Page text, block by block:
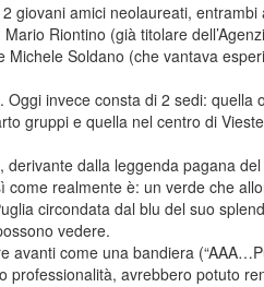
giovani amici neolaureati,
Riontino (già titolare
Soldano (che vantava
invece consta di 2 sedi: quella
gruppi e quella nel centro di
dalla leggenda pagana
come realmente è: un verde che
circondata dal blu del suo
vedere.
come una bandiera
professionalità, avrebbero potuto